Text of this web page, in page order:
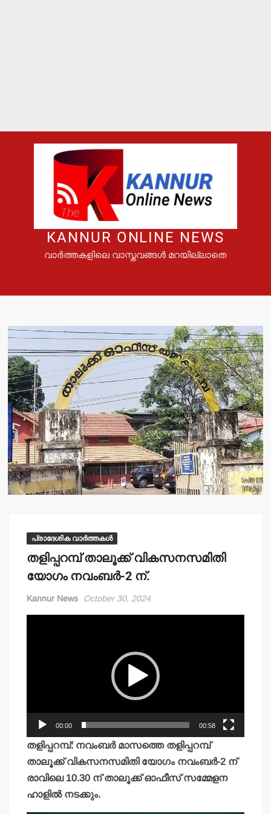
KANNUR ONLINE NEWS
വാർത്തകളിലെ വാസ്തവങ്ങൾ മറയില്ലാതെ
പ്രാദേശിക വാർത്തകൾ
തളിപ്പറമ്പ് താലൂക്ക് വികസനസമിതി
യോഗം നവംബര്‍-2 ന്.
Kannur News October 30, 2024
00:00 00:58
തളിപ്പറമ്പ്: നവംബര്‍ മാസത്തെ തളിപ്പറമ്പ്
താലൂക്ക് വികസനസമിതി യോഗം നവംബര്‍-2 ന്
രാവിലെ 10.30 ന് താലൂക്ക് ഓഫീസ് സമ്മേളന
ഹാളില്‍ നടക്കും.